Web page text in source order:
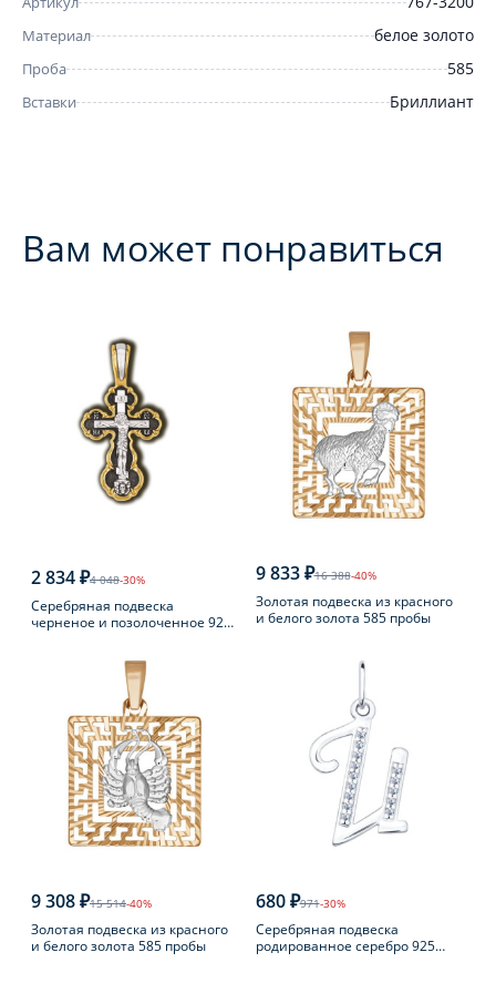
Материал белое золото
Проба 585
Вставки Бриллиант
Вам может понравиться
2 834 ₽4 048-30%
Серебряная подвеска
черненое и позолоченное 925
9 833 ₽16 388-40%
Золотая подвеска из красного
и белого золота 585 пробы
9 308 ₽15 514-40%
Золотая подвеска из красного
и белого золота 585 пробы
680 ₽971-30%
Серебряная подвеска
родированное серебро 925